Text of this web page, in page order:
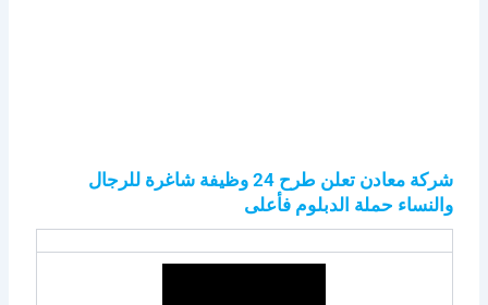
شركة معادن تعلن طرح 24 وظيفة شاغرة للرجال
والنساء حملة الدبلوم فأعلى